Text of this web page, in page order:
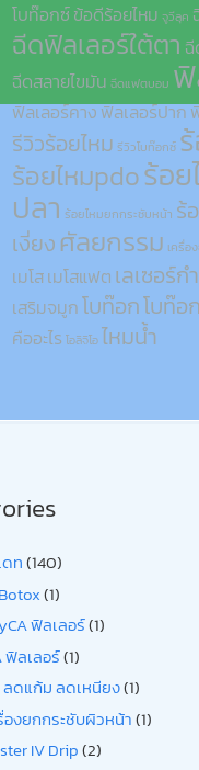
โบท๊อกซ์ข้อดีร้อยไหม จูวีลุค
ฉีดฟิลเลอร์ใต้ตา
ฉีดสลายไขมัน ฉีดแฟตบอม
ฟิลเลอร์คางฟิลเลอร์ปาก
รีวิวร้อยไหม รีวิวโบท๊อกซ์
ร้อยไหมpdoร้อ
ปลา ร้อยไหมยกกระชับหน้า ร้
เงี่ยงศัลยกรรม เครื่อ
เมโสเมโสแฟต เลเซอร์
เสริมจมูกโบท๊อกโบท๊อ
คืออะไร โอลิจิโอ ไหมน้ำ
ท(140)
(1)
ฟิลเลอร์(1)
ฟิลเลอร์(1)
ลดแก้ม ลดเหนียง(1)
องยกกระชับผิวหน้า(1)
IV Drip(2)